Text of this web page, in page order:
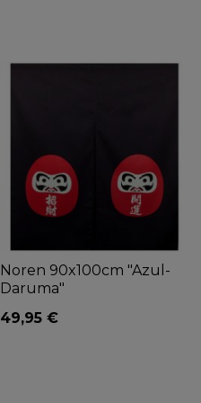
Noren 90x100cm "Azul-
Daruma"
49,95 €